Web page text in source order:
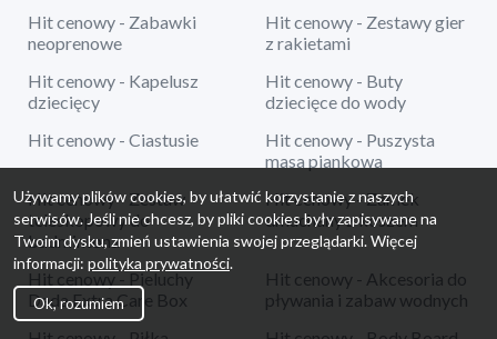
Hit cenowy - Zabawki
neoprenowe
Hit cenowy - Zestawy gier
z rakietami
Hit cenowy - Kapelusz
dziecięcy
Hit cenowy - Buty
dziecięce do wody
Hit cenowy - Ciastusie
Hit cenowy - Puszysta
masa piankowa
Hit cenowy - Zestaw
teleskopowy do
badmintona
Hit cenowy - Zamek
dmuchany z koszem
Hit cenowy - Pieluchy
Dada Extra Care Box
Hit cenowy - Akcesoria do
pływania i zabaw wodnych
Używamy plików cookies, by ułatwić korzystanie z naszych
serwisów. Jeśli nie chcesz, by pliki cookies były zapisywane na
Twoim dysku, zmień ustawienia swojej przeglądarki. Więcej
informacji: polityka prywatności.
Ok, rozumiem